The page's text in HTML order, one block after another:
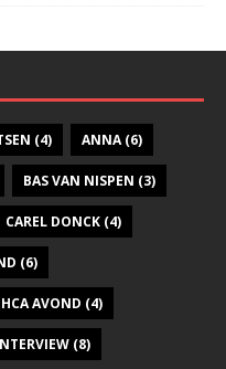
(4) ANNA(6)
BAS VAN NISPEN (3)
CAREL DONCK (4)
(6)
HCA AVOND (4)
(8)